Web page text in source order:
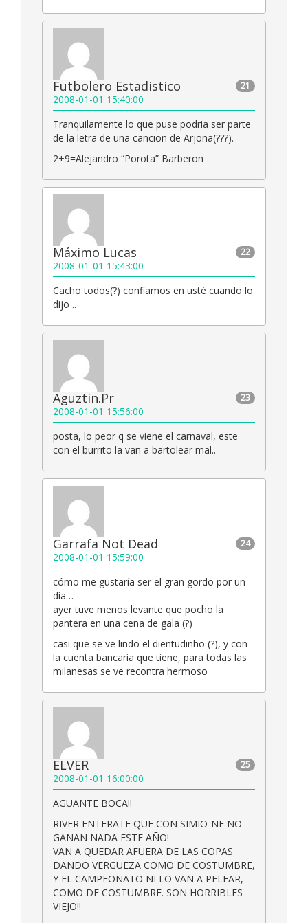
21
Futbolero Estadistico
2008-01-01 15:40:00
Tranquilamente lo que puse podria ser parte
de la letra de una cancion de Arjona(???).
2+9=Alejandro “Porota” Barberon
22
Máximo Lucas
2008-01-01 15:43:00
Cacho todos(?) confiamos en usté cuando lo
dijo ..
23
Aguztin.Pr
2008-01-01 15:56:00
posta, lo peor q se viene el carnaval, este
con el burrito la van a bartolear mal..
24
Garrafa Not Dead
2008-01-01 15:59:00
cómo me gustaría ser el gran gordo por un
día…
ayer tuve menos levante que pocho la
pantera en una cena de gala (?)
casi que se ve lindo el dientudinho (?), y con
la cuenta bancaria que tiene, para todas las
milanesas se ve recontra hermoso
25
ELVER
2008-01-01 16:00:00
AGUANTE BOCA!!
RIVER ENTERATE QUE CON SIMIO-NE NO
GANAN NADA ESTE AÑO!
VAN A QUEDAR AFUERA DE LAS COPAS
DANDO VERGUEZA COMO DE COSTUMBRE,
Y EL CAMPEONATO NI LO VAN A PELEAR,
COMO DE COSTUMBRE. SON HORRIBLES
VIEJO!!